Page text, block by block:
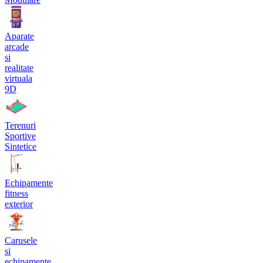
Aparate
arcade
si
realitate
virtuala
9D
Terenuri
Sportive
Sintetice
Echipamente
fitness
exterior
Carusele
si